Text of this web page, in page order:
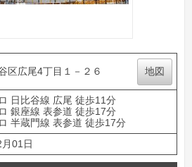
区広尾4丁目１－２６ 地図
日比谷線 広尾 徒歩11分
銀座線 表参道 徒歩17分
半蔵門線 表参道 徒歩17分
01日